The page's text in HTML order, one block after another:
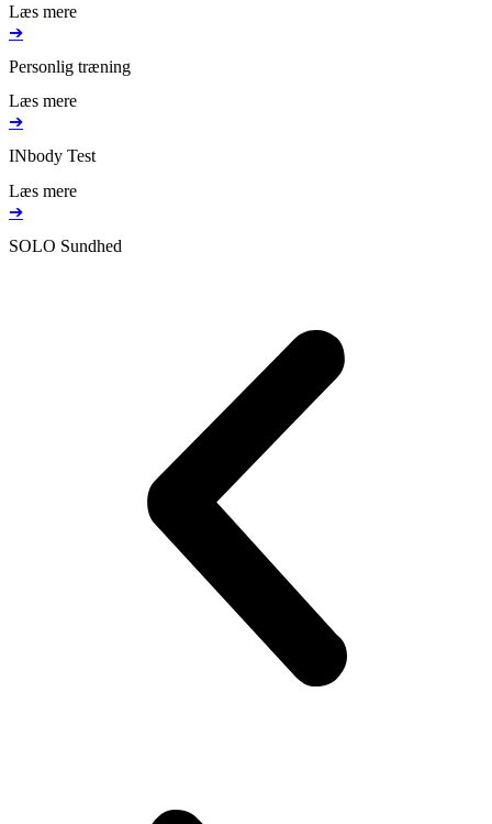
Læs mere
➔
Personlig træning
Læs mere
➔
INbody Test
Læs mere
➔
SOLO Sundhed